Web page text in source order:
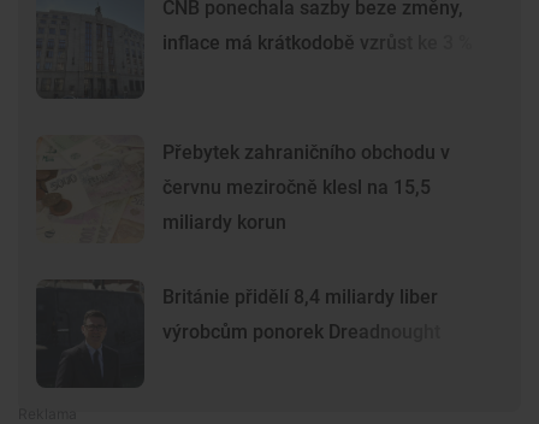
ČNB ponechala sazby beze změny,
inflace má krátkodobě vzrůst ke 3 %
Přebytek zahraničního obchodu v
červnu meziročně klesl na 15,5
miliardy korun
Británie přidělí 8,4 miliardy liber
výrobcům ponorek Dreadnought